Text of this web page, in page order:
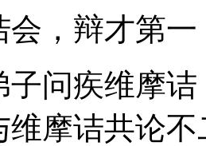
，辩才第一
疾维摩诘
维摩诘共论